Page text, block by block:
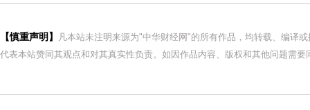
【慎重声明】
凡本站未注明来源为"中华财经网"的所有作品，均转载、编译
代表本站赞同其观点和对其真实性负责。如因作品内容、版权和其他问题需